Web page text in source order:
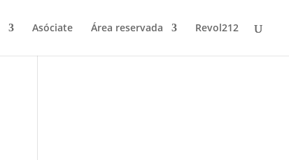
Asóciate Área reservada Revol212